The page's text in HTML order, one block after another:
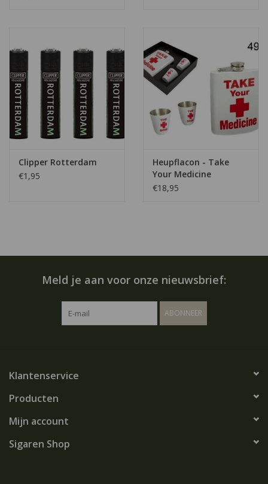
Clipper Rotterdam
€1,95
Heupflacon - Take
Your Medicine
€18,95
Meld je aan voor onze nieuwsbrief:
ABONNEER
Klantenservice
Producten
Mijn account
Sigaren Shop